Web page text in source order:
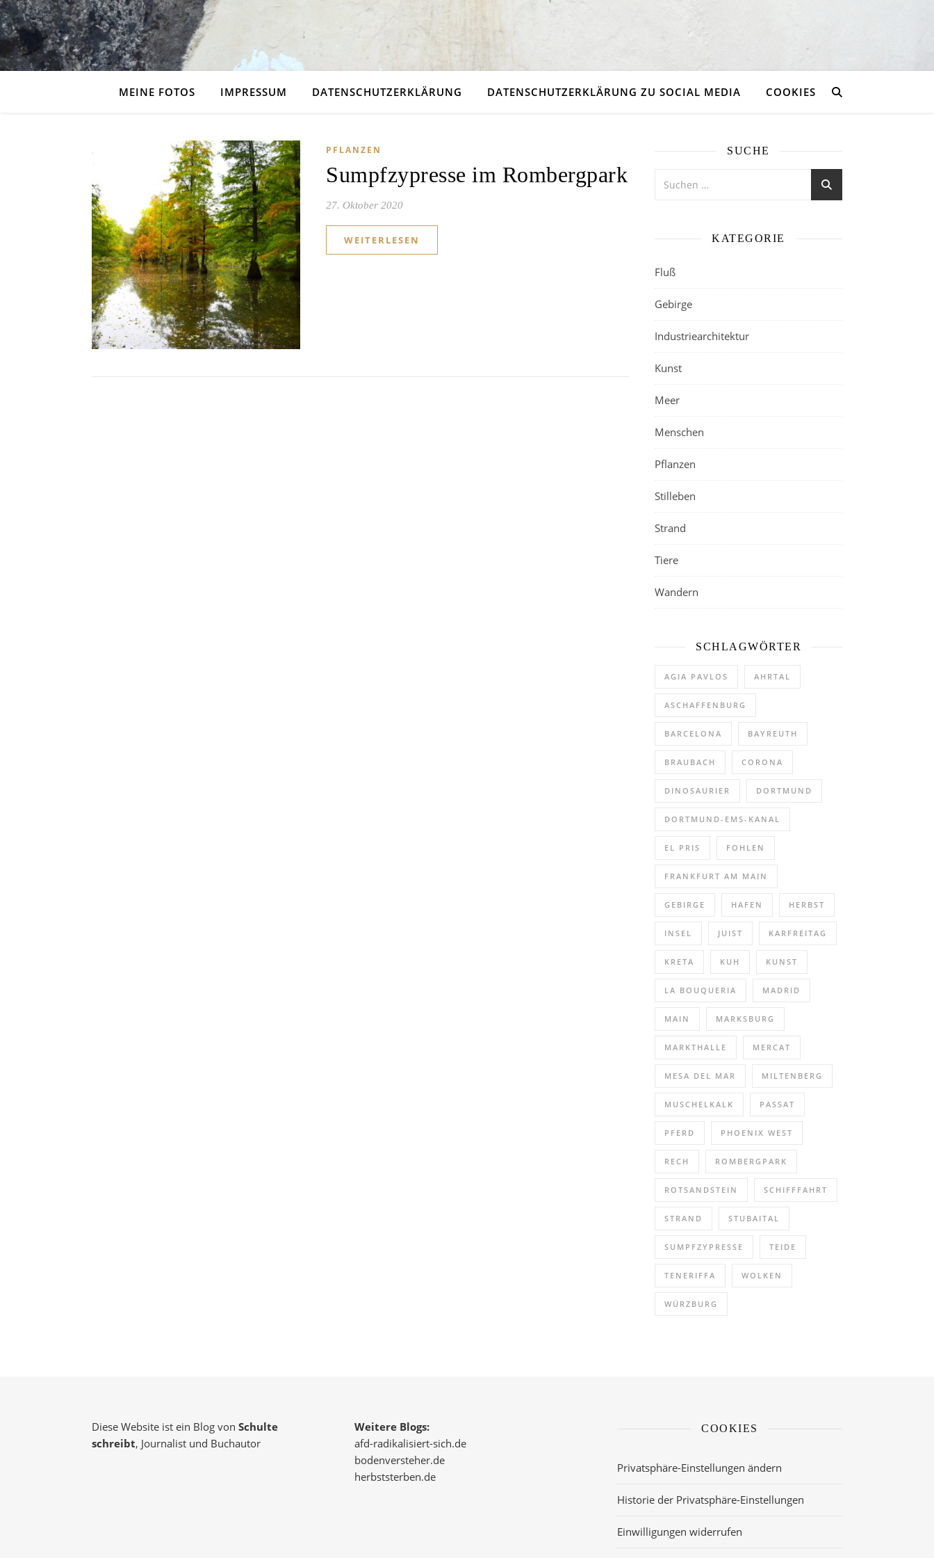
MEINE FOTOS IMPRESSUM DATENSCHUTZERKLÄRUNG DATENSCHUTZERKLÄRUNG ZU SOCIAL MEDIA COOKIES
PFLANZEN
Sumpfzypresse im Rombergpark
27. Oktober 2020
WEITERLESEN
SUCHE
KATEGORIE
Fluß
Gebirge
Industriearchitektur
Kunst
Meer
Menschen
Pflanzen
Stilleben
Strand
Tiere
Wandern
SCHLAGWÖRTER
AGIA PAVLOS AHRTAL
ASCHAFFENBURG
BARCELONA BAYREUTH
BRAUBACH CORONA
DINOSAURIER DORTMUND
DORTMUND-EMS-KANAL
EL PRIS FOHLEN
FRANKFURT AM MAIN
GEBIRGE HAFEN HERBST
INSEL JUIST KARFREITAG
KRETA KUH KUNST
LA BOUQUERIA MADRID
MAIN MARKSBURG
MARKTHALLE MERCAT
MESA DEL MAR MILTENBERG
MUSCHELKALK PASSAT
PFERD PHOENIX WEST
RECH ROMBERGPARK
ROTSANDSTEIN SCHIFFFAHRT
STRAND STUBAITAL
SUMPFZYPRESSE TEIDE
TENERIFFA WOLKEN
WÜRZBURG
Diese Website ist ein Blog von Schulte
schreibt, Journalist und Buchautor
Weitere Blogs:
afd-radikalisiert-sich.de
bodenversteher.de
herbststerben.de
COOKIES
Privatsphäre-Einstellungen ändern
Historie der Privatsphäre-Einstellungen
Einwilligungen widerrufen